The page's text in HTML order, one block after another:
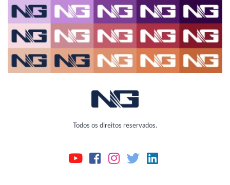
Todos os direitos reservados.